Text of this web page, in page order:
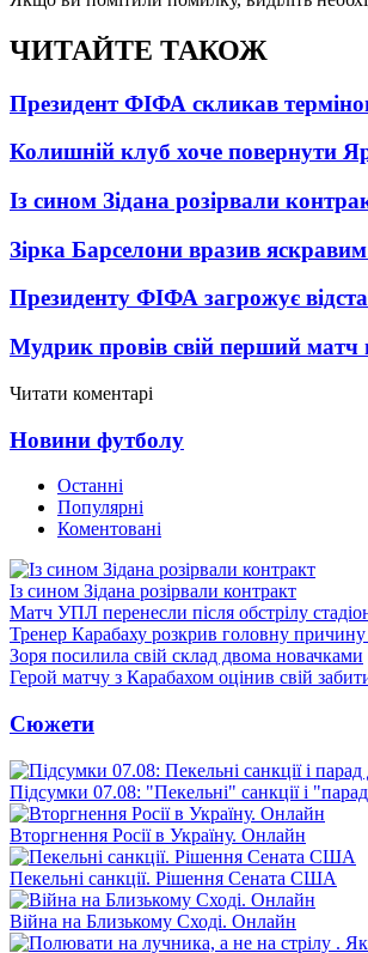
ЧИТАЙТЕ ТАКОЖ
Президент ФІФА скликав
Колишній клуб хоче повернути
Із сином Зідана розірвали
Зірка Барселони вразив
Президенту ФІФА загрожує
Мудрик провів свій перший матч
Читати коментарі
Новини футболу
Останні
Популярні
Коментовані
Із сином Зідана розірвали контракт
Матч УПЛ перенесли після обстрілу
Тренер Карабаху розкрив головну
Зоря посилила свій склад двома новачками
Герой матчу з Карабахом оцінив свій
Сюжети
Підсумки 07.08: "Пекельні" санкції і
Вторгнення Росії в Україну. Онлайн
Пекельні санкції. Рішення Сената США
Війна на Близькому Сході. Онлайн